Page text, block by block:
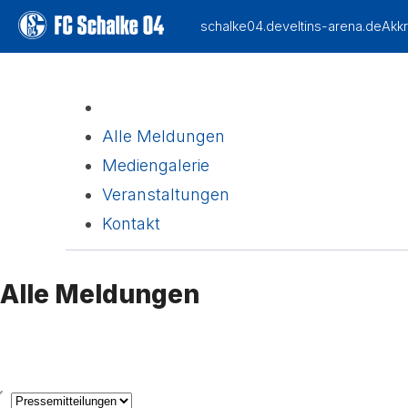
Alle Meldungen
Mediengalerie
Veranstaltungen
Kontakt
Alle Meldungen